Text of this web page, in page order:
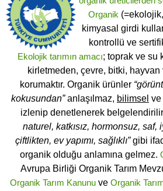
Organik
kimyasal girdi
kontrollü ve
Ekolojik tarımın amacı; toprak ve su
kirletmeden, çevre, bitki, hayvan
korumaktır. Organik ürünler
kokusundan”anlaşılmaz, bilimsel ve
izlenip denetlenerek
naturel, katkısız, hormonsuz, saf,
çiftlikten, ev yapımı, sağlıklı”gibi
organik olduğu anlamına gelmez.
Avrupa Birliği Organik Tarım
Organik Tarım Kanunu ve Organik